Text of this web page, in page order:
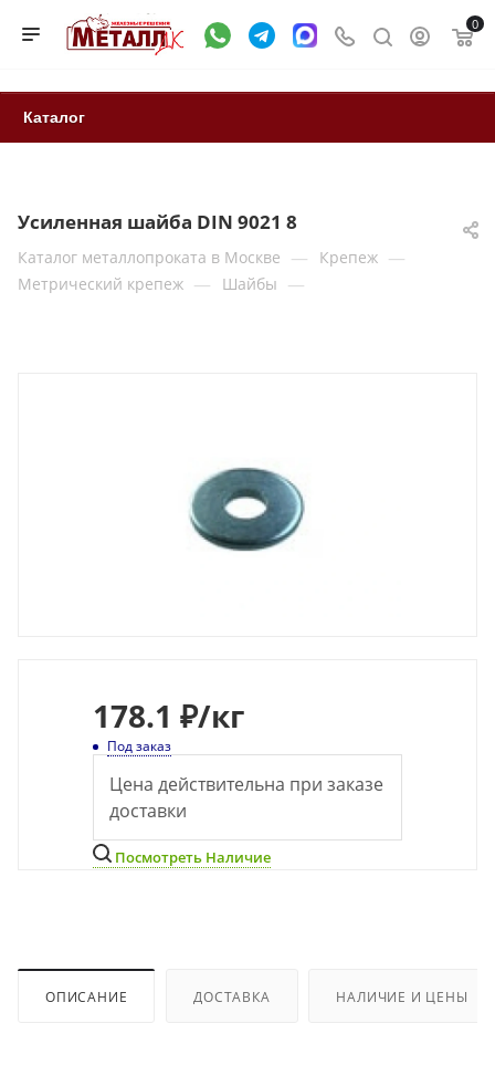
0
Каталог
Усиленная шайба DIN 9021 8
Каталог металлопроката в Москве — Крепеж —
Метрический крепеж — Шайбы —
178.1 ₽/кг
Под заказ
Цена действительна при заказе
доставки
Посмотреть Наличие
ОПИСАНИЕ ДОСТАВКА НАЛИЧИЕ И ЦЕНЫ